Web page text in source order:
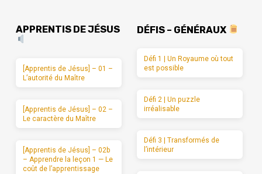
APPRENTIS DE JÉSUS
[Apprentis de Jésus] – 01 –
L’autorité du Maître
[Apprentis de Jésus] – 02 –
Le caractère du Maître
[Apprentis de Jésus] – 02b
– Apprendre la leçon 1 — Le
coût de l’apprentissage
DÉFIS – GÉNÉRAUX
Défi 1 | Un Royaume où tout
est possible
Défi 2 | Un puzzle
irréalisable
Défi 3 | Transformés de
l’intérieur